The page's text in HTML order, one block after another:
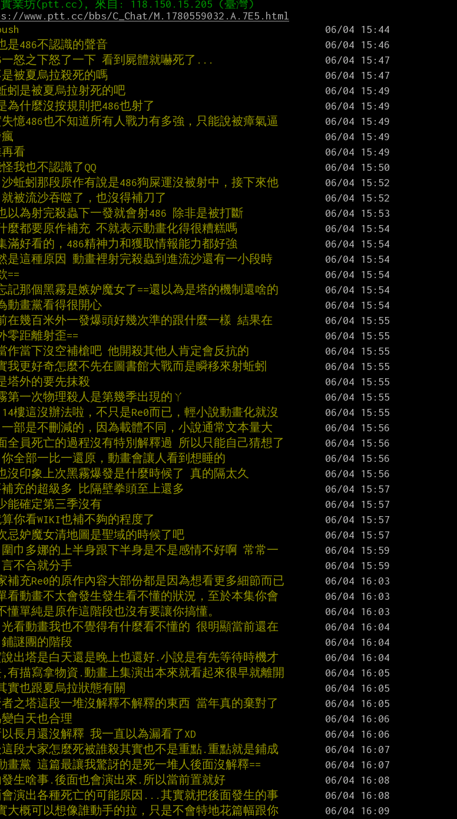
www.ptt.cc/bbs/C_Chat/M.1780559032.A.7E5.html
是486不認識的聲音
怒之下怒了一下 看到屍體就嚇死了...
被夏烏拉殺死的嗎
蚓是被夏烏拉射死的吧
為什麼沒按規則把486也射了
憶486也不知道所有人戰力有多強，只能說被瘴氣逼
看
我也不認識了QQ
蚯蚓那段原作有說是486狗屎運沒被射中，接下來他
被流沙吞噬了，也沒得補刀了
以為射完殺蟲下一發就會射486 除非是被打斷
麼都要原作補充 不就表示動畫化得很糟糕嗎
滿好看的，486精神力和獲取情報能力都好強
是這種原因 動畫裡射完殺蟲到進流沙還有一小段時
==
記那個黑霧是嫉妒魔女了==還以為是塔的機制還啥的
動畫黨看得很開心
在幾百米外一發爆頭好幾次準的跟什麼一樣 結果在
零距離射歪==
作當下沒空補槍吧 他開殺其他人肯定會反抗的
我更好奇怎麼不先在圖書館大戰而是瞬移來射蚯蚓
塔外的要先抹殺
第一次物理殺人是第幾季出現的ㄚ
樓這沒辦法啦，不只是Re0而已，輕小說動畫化就沒
部是不刪減的，因為載體不同，小說通常文本量大
全員死亡的過程沒有特別解釋過 所以只能自己猜想了
全部一比一還原，動畫會讓人看到想睡的
沒印象上次黑霧爆發是什麼時候了 真的隔太久
充的超級多 比隔壁拳頭至上還多
能確定第三季沒有
你看WIKI也補不夠的程度了
忌妒魔女清地圖是聖域的時候了吧
巾多娜的上半身跟下半身是不是感情不好啊 常常一
不合就分手
補充Re0的原作內容大部份都是因為想看更多細節而已
看動畫不太會發生發生看不懂的狀況，至於本集你會
懂單純是原作這階段也沒有要讓你搞懂。
看動畫我也不覺得有什麼看不懂的 很明顯當前還在
謎團的階段
出塔是白天還是晚上也還好.小說是有先等待時機才
有描寫拿物資.動畫上集演出本來就看起來很早就離開
實也跟夏烏拉狀態有關
之塔這段一堆沒解釋不解釋的東西 當年真的棄對了
白天也合理
長月還沒解釋 我一直以為漏看了XD
段大家怎麼死被誰殺其實也不是重點.重點就是鋪成
畫黨 這篇最讓我驚訝的是死一堆人後面沒解釋==
生啥事.後面也會演出來.所以當前置就好
演出各種死亡的可能原因...其實就把後面發生的事
大概可以想像誰動手的拉，只是不會特地花篇幅跟你